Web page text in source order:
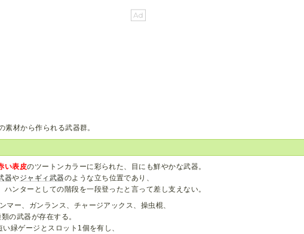
材から作られる武器群。
い表皮のツートンカラーに彩られた、目にも鮮やかな武器。
器やジャギィ武器のような立ち位置であり、
ハンターとしての階段を一段登ったと言って差し支えない。
マー、ガンランス、チャージアックス、操虫棍、
の武器が存在する。
緑ゲージとスロット1個を有し、